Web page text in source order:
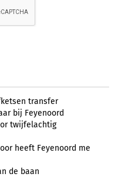
transfer
bij Feyenoord
twijfelachtig
heeft Feyenoord me
de baan